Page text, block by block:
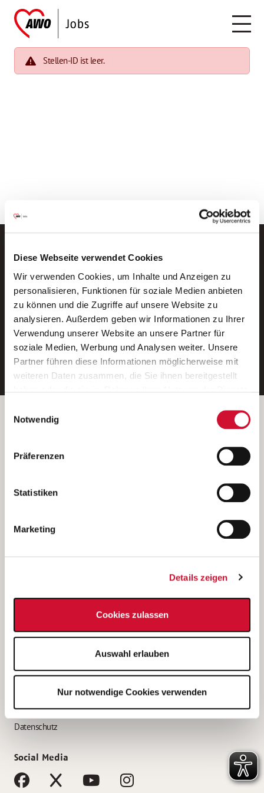
Diese Webseite verwendet Cookies
Wir verwenden Cookies, um Inhalte und Anzeigen zu
personalisieren, Funktionen für soziale Medien anbieten
zu können und die Zugriffe auf unsere Website zu
analysieren. Außerdem geben wir Informationen zu Ihrer
Verwendung unserer Website an unsere Partner für
soziale Medien, Werbung und Analysen weiter. Unsere
Partner führen diese Informationen möglicherweise mit
weiteren Daten zusammen, die Sie ihnen bereitgestellt
Wenn Sie auf „Cookies zulassen“ klicken, so stimmen
Sie der Speicherung sämtlicher Cookies zu. Sie können
Ihre Einwilligung selbstverständlich jederzeit widerrufen,
indem Sie die Cookie-Einstellungen aufrufen und diese
unsererDatenschutzerklärung
Notwendig
Präferenzen
Statistiken
Marketing
Details zeigen
Cookies zulassen
Auswahl erlauben
Nur notwendige Cookies verwenden
Stellen-ID ist leer.
Neue Stellen per E-Mail.
Ein kostenloser Service von AWO
Jobs.
E-Mail-Adresse eintragen
Betreiber der Webseite
Kantstraße 45a
(Ein Tochterunternehmen des AWO Bezirksverbandes Unterfranken
e.V.)
Bewerbung als Altenpflegehelfer*in
Bewerbung als Erzieher*in
AWO Gliederungen nach Bundesland
Impressum
Datenschutz
Social Media